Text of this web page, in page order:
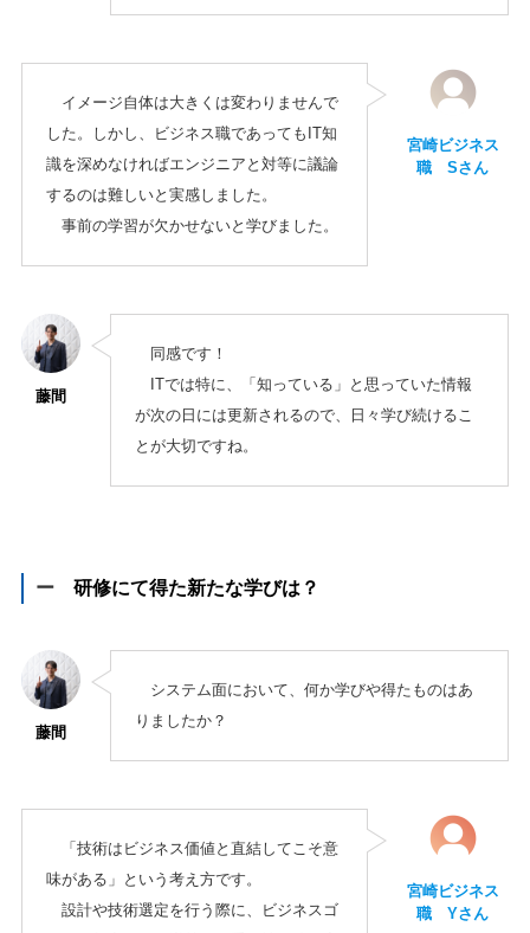
イメージ自体は大きくは変わりませんで
した。しかし、ビジネス職であってもIT知
識を深めなければエンジニアと対等に議論
するのは難しいと実感しました。
事前の学習が欠かせないと学びました。
宮崎ビジネス
職 Sさん
藤間
同感です！
ITでは特に、「知っている」と思っていた情報
が次の日には更新されるので、日々学び続けるこ
とが大切ですね。
ー 研修にて得た新たな学びは？
藤間
システム面において、何か学びや得たものはあ
りましたか？
「技術はビジネス価値と直結してこそ意
味がある」という考え方です。
設計や技術選定を行う際に、ビジネスゴ
宮崎ビジネス
職 Yさん